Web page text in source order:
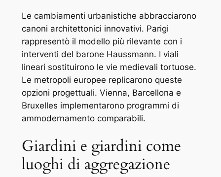
Le cambiamenti urbanistiche abbracciarono
canoni architettonici innovativi. Parigi
rappresentò il modello più rilevante con i
interventi del barone Haussmann. I viali
lineari sostituirono le vie medievali tortuose.
Le metropoli europee replicarono queste
opzioni progettuali. Vienna, Barcellona e
Bruxelles implementarono programmi di
ammodernamento comparabili.
Giardini e giardini come
luoghi di aggregazione